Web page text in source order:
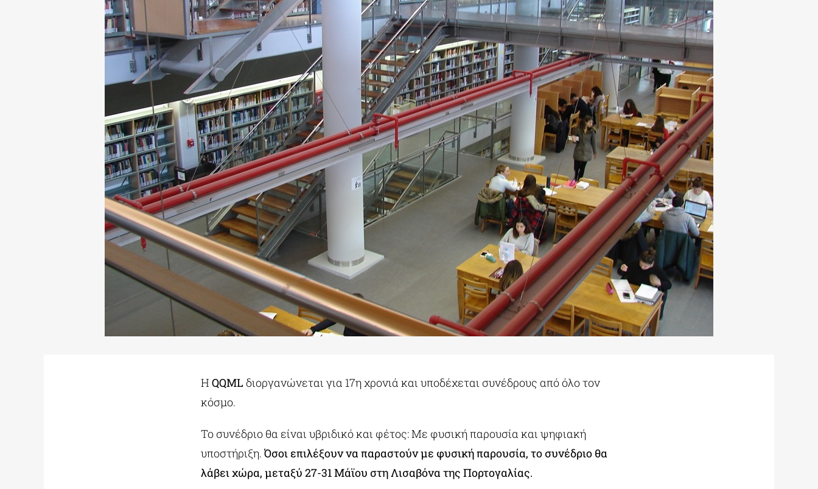
Η QQML διοργανώνεται για 17η χρονιά και υποδέχεται συνέδρους από όλο τον
κόσμο.
Το συνέδριο θα είναι υβριδικό και φέτος: Με φυσική παρουσία και ψηφιακή
υποστήριξη. Όσοι επιλέξουν να παραστούν με φυσική παρουσία, το συνέδριο θα
λάβει χώρα, μεταξύ 27-31 Μάϊου στη Λισαβόνα της Πορτογαλίας.